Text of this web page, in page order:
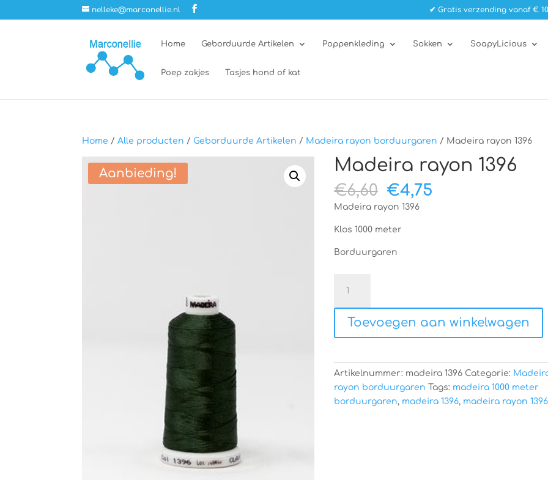
nelleke@marconellie.nl ✔ Gratis verzending vanaf €
Home Geborduurde Artikelen Poppenkleding Sokken SoapyLicious
Poep zakjes Tasjes hond of kat
Home /Alle producten / Geborduurde Artikelen / Madeira rayon borduurgaren / Madeira rayon 1396
Aanbieding! Madeira rayon 1396
€6,60 Oorspronkelijke
prijs
€6,60.
€4,75
Madeira rayon 1396
Klos 1000 meter
Borduurgaren
rayon
1396
aantal
Toevoegen aan winkelwagen
Artikelnummer: madeira 1396 Categorie:
rayon borduurgaren Tags: madeira 1000 meter
borduurgaren, madeira 1396, madeira rayon 1396